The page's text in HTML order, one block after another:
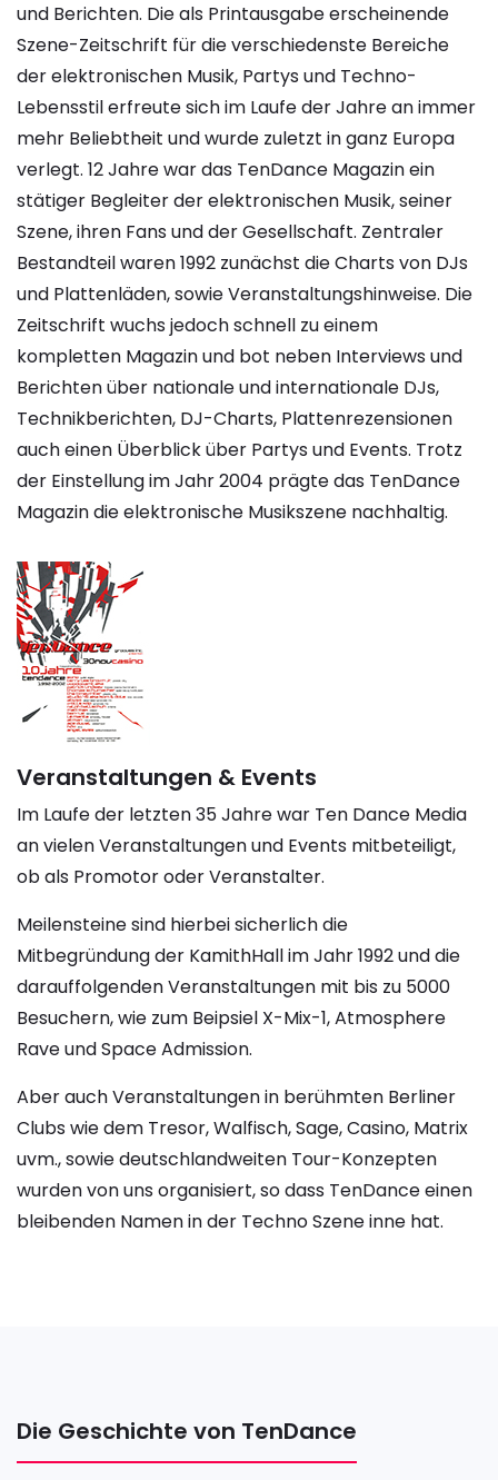
und Berichten. Die als Printausgabe erscheinende
Szene-Zeitschrift für die verschiedenste Bereiche
der elektronischen Musik, Partys und Techno-
Lebensstil erfreute sich im Laufe der Jahre an immer
mehr Beliebtheit und wurde zuletzt in ganz Europa
verlegt. 12 Jahre war das TenDance Magazin ein
stätiger Begleiter der elektronischen Musik, seiner
Szene, ihren Fans und der Gesellschaft. Zentraler
Bestandteil waren 1992 zunächst die Charts von DJs
und Plattenläden, sowie Veranstaltungshinweise. Die
Zeitschrift wuchs jedoch schnell zu einem
kompletten Magazin und bot neben Interviews und
Berichten über nationale und internationale DJs,
Technikberichten, DJ-Charts, Plattenrezensionen
auch einen Überblick über Partys und Events. Trotz
der Einstellung im Jahr 2004 prägte das TenDance
Magazin die elektronische Musikszene nachhaltig.
Veranstaltungen & Events
Im Laufe der letzten 35 Jahre war Ten Dance Media
an vielen Veranstaltungen und Events mitbeteiligt,
ob als Promotor oder Veranstalter.
Meilensteine sind hierbei sicherlich die
Mitbegründung der KamithHall im Jahr 1992 und die
darauffolgenden Veranstaltungen mit bis zu 5000
Besuchern, wie zum Beipsiel X-Mix-1, Atmosphere
Rave und Space Admission.
Aber auch Veranstaltungen in berühmten Berliner
Clubs wie dem Tresor, Walfisch, Sage, Casino, Matrix
uvm., sowie deutschlandweiten Tour-Konzepten
wurden von uns organisiert, so dass TenDance einen
bleibenden Namen in der Techno Szene inne hat.
Die Geschichte von TenDance